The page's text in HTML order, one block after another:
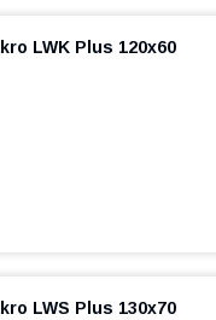
LWK Plus 120x60
LWS Plus 130x70